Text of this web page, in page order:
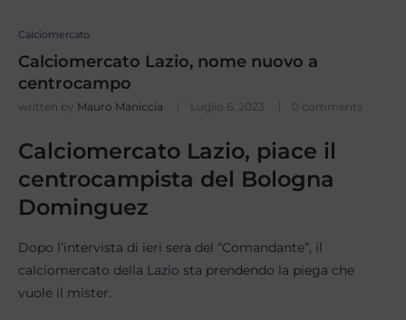
Calciomercato
Calciomercato Lazio, nome nuovo a
centrocampo
written by Mauro Maniccia Luglio 6, 2023 0 comments
Calciomercato Lazio, piace il
centrocampista del Bologna
Dominguez
Dopo l’intervista di ieri sera del “Comandante”, il
calciomercato della Lazio sta prendendo la piega che
vuole il mister.